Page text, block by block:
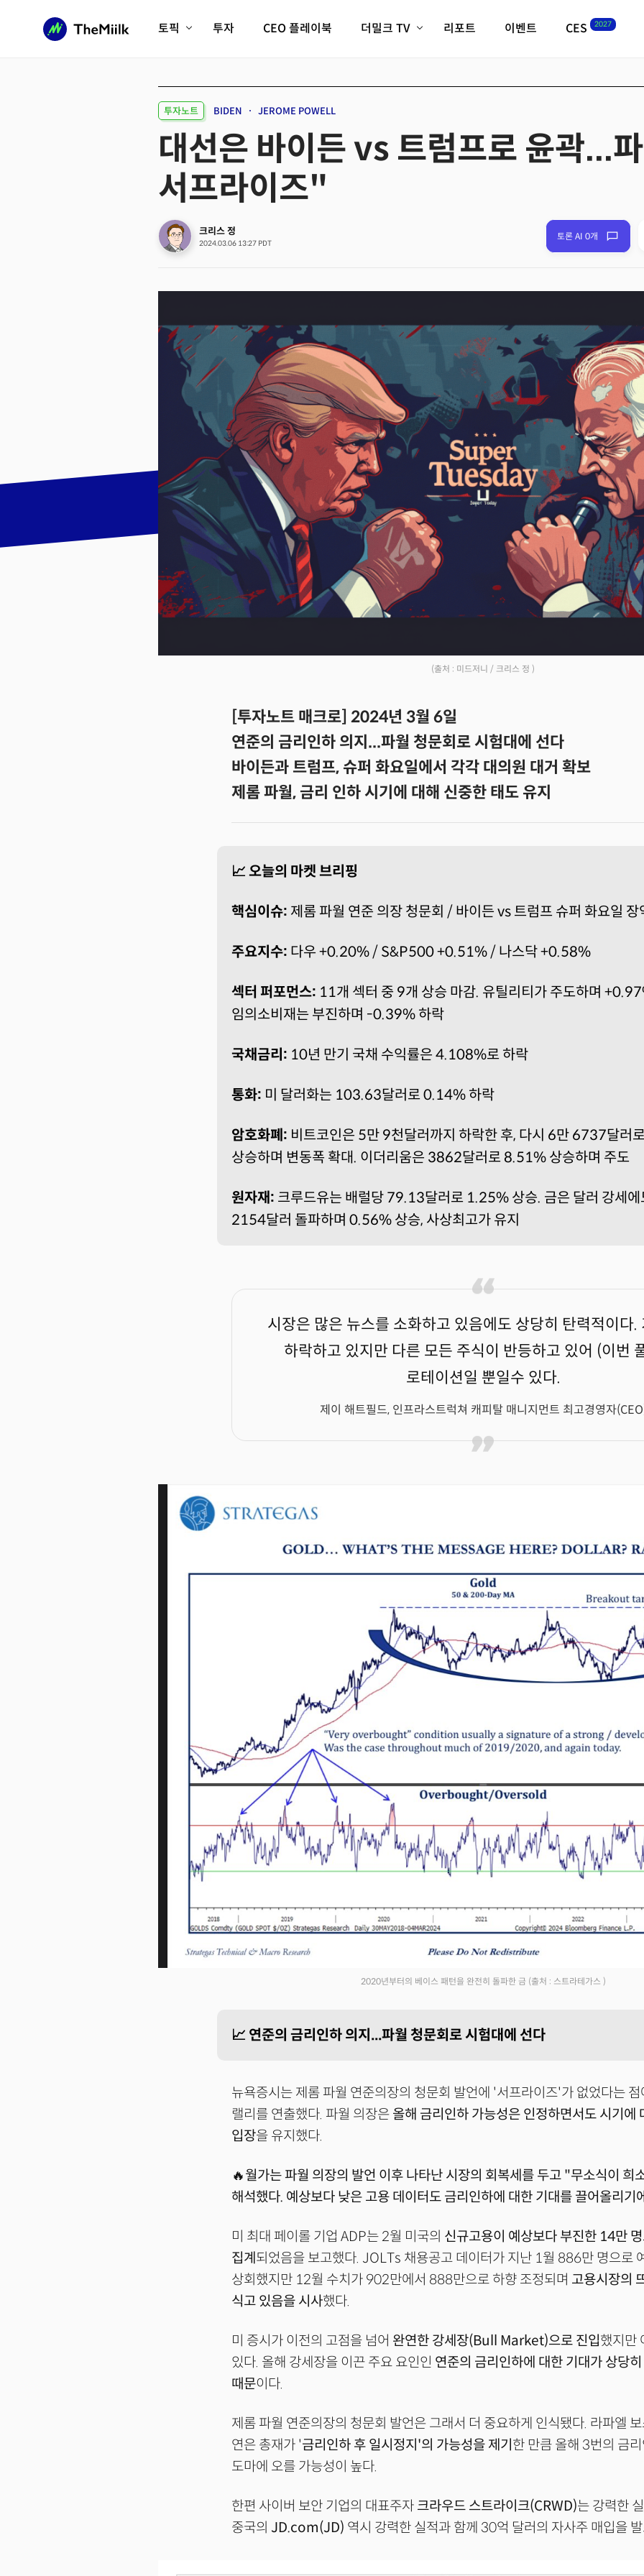
토픽
피지컬AI/로봇
AX비즈니스혁명 미래 교육/직업
전체 기사 보기
투자 CEO 플레이북 더밀크 TV
크리스의 뉴욕 시그널
리포트 이벤트 CES 2027
필드 가이드
CES2027 with
투자노트 BIDEN JEROME POWELL
대선은 바이든 vs 트럼프로 윤곽...
서프라이즈"
크리스 정
2024.03.06 13:27 PDT
토론 AI 0개
Facebook Twitter
기사링크 복사
(출처 : 미드저니 / 크리스 정 )
[투자노트 매크로] 2024년 3월 6일
연준의 금리인하 의지...파월 청문회로 시험대에 선다
바이든과 트럼프, 슈퍼 화요일에서 각각 대의원 대거 확보
제롬 파월, 금리 인하 시기에 대해 신중한 태도 유지
📈 오늘의 마켓 브리핑
핵심이슈: 제롬 파월 연준 의장 청문회 / 바이든 vs 트럼프 슈퍼 화요일 장
주요지수: 다우 +0.20% / S&P500 +0.51% / 나스닥 +0.58%
섹터 퍼포먼스: 11개 섹터 중 9개 상승 마감. 유틸리티가 주도하며
임의소비재는 부진하며 -0.39% 하락
국채금리: 10년 만기 국채 수익률은 4.108%로 하락
통화: 미 달러화는 103.63달러로 0.14% 하락
암호화폐: 비트코인은 5만 9천달러까지 하락한 후, 다시 6만 6737달러
상승하며 변동폭 확대. 이더리움은 3862달러로 8.51% 상승하며 주도
원자재: 크루드유는 배럴당 79.13달러로 1.25% 상승. 금은 달러 강세에
2154달러 돌파하며 0.56% 상승, 사상최고가 유지
시장은 많은 뉴스를 소화하고 있음에도 상당히 탄력적이다.
하락하고 있지만 다른 모든 주식이 반등하고 있어 (이번
로테이션일 뿐일수 있다.
제이 해트필드, 인프라스트럭쳐 캐피탈 매니지먼트 최고경영자
2020년부터의 베이스 패턴을 완전히 돌파한 금 (출처 : 스트라테가스 )
📈 연준의 금리인하 의지...파월 청문회로 시험대에 선다
뉴욕증시는 제롬 파월 연준의장의 청문회 발언에 '서프라이즈'가 없었다는
랠리를 연출했다. 파월 의장은 올해 금리인하 가능성은 인정하면서도 시기에
입장을 유지했다.
🔥월가는 파월 의장의 발언 이후 나타난 시장의 회복세를 두고 "무소식이 희
해석했다. 예상보다 낮은 고용 데이터도 금리인하에 대한 기대를 끌어올리기
미 최대 페이롤 기업 ADP는 2월 미국의 신규고용이 예상보다 부진한 14만
집계 되었음을 보고했다. JOLTs 채용공고 데이터가 지난 1월 886만 명으로
상회했지만 12월 수치가 902만에서 888만으로 하향 조정되며 고용시장의
식고 있음을 시사했다.
미 증시가 이전의 고점을 넘어 완연한 강세장(Bull Market)으로 진입했지만
있다. 올해 강세장을 이끈 주요 요인인 연준의 금리인하에 대한 기대가 상당
때문이다.
제롬 파월 연준의장의 청문회 발언은 그래서 더 중요하게 인식됐다. 라파엘
연은 총재가 '금리인하 후 일시정지'의 가능성을 제기 한 만큼 올해 3번의 금
도마에 오를 가능성이 높다.
한편 사이버 보안 기업의 대표주자 크라우드 스트라이크(CRWD)는 강력한
중국의 JD.com(JD) 역시 강력한 실적과 함께 30억 달러의 자사주 매입을